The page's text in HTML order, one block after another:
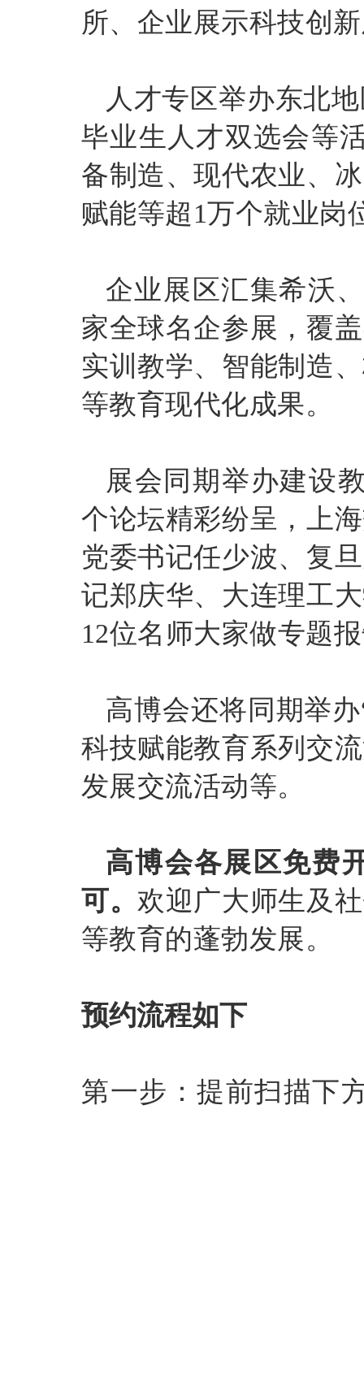
所、企业展示科技创
人才专区举办东北
毕业生人才双选会等
备制造、现代农业、
赋能等超1万个就业岗
企业展区汇集希沃
家全球名企参展，覆
实训教学、智能制造
等教育现代化成果。
展会同期举办建设
个论坛精彩纷呈，上
党委书记任少波、复
记郑庆华、大连理工
12位名师大家做专题
高博会还将同期举办
科技赋能教育系列交
发展交流活动等。
高博会各展区免费
可。 欢迎广大师生及
等教育的蓬勃发展。
预约流程如下
第一步：提前扫描下